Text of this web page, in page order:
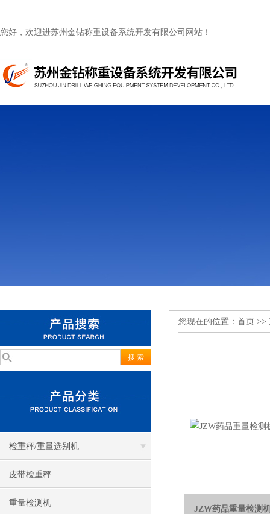
您好，欢迎进苏州金钻称重设备系统开发有限公司网站！
检重秤/重量选别机
皮带检重秤
重量检测机
您现在的位置： 首页 >>
JZW药品重量检测